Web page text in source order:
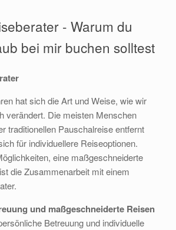
- Warum du
bei mir buchen solltest
hat sich die Art und Weise, wie wir
verändert. Die meisten Menschen
traditionellen Pauschalreise entfernt
für individuellere Reiseoptionen.
eine maßgeschneiderte
die Zusammenarbeit mit einem
und maßgeschneiderte Reisen
Betreuung und individuelle